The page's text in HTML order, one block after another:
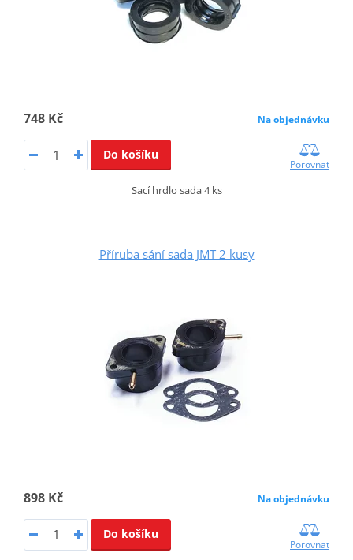
748 Kč Na objednávku
Do košíku
Porovnat
Sací hrdlo sada 4 ks
Příruba sání sada JMT 2 kusy
898 Kč Na objednávku
Do košíku
Porovnat